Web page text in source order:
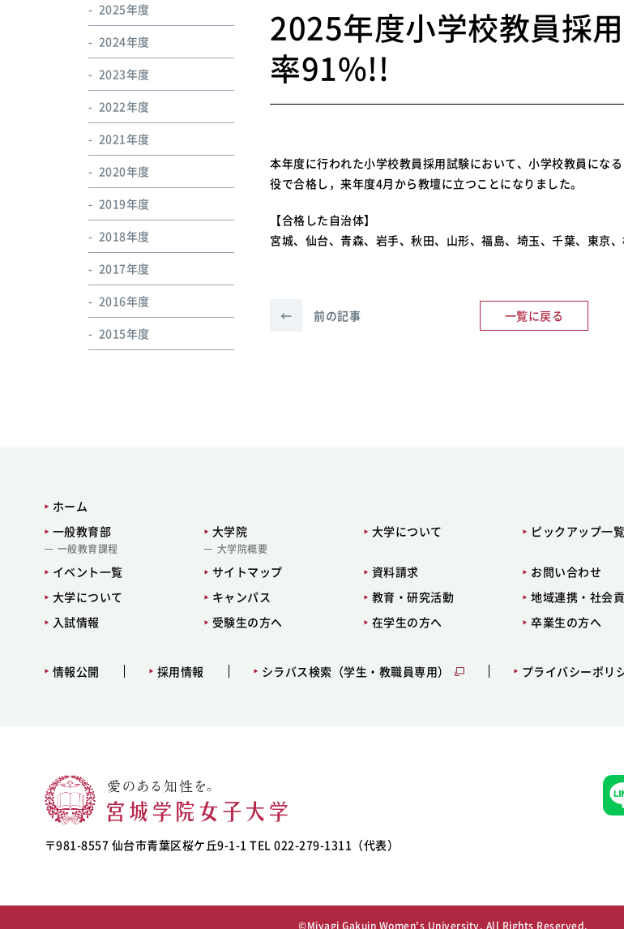
2025年度小学校教員採
率91%!!
本年度に行われた小学校教員採用試験において、小学校教員にな
役で合格し，来年度4月から教壇に立つことになりました。
【合格した自治体】
宮城、仙台、青森、岩手、秋田、山形、福島、埼玉、千葉、東京
← 前の記事 一覧に戻る
2025年度
2024年度
2023年度
2022年度
2021年度
2020年度
2019年度
2018年度
2017年度
2016年度
2015年度
ホーム
一般教育部
一般教育課程
大学院
大学院概要
大学について ピックアップ一覧
イベント一覧 サイトマップ 資料請求 お問い合わせ
大学について
キャンパス 教育・研究活動 地域連携・社会
入試情報
受験生の方へ 在学生の方へ 卒業生の方へ
情報公開 採用情報 シラバス検索（学生・教職員専用） プライバシーポリ
〒981-8557 仙台市青葉区桜ケ丘9-1-1 TEL 022-279-1311（代表）
©Miyagi Gakuin Women's University, All Rights Reserved.